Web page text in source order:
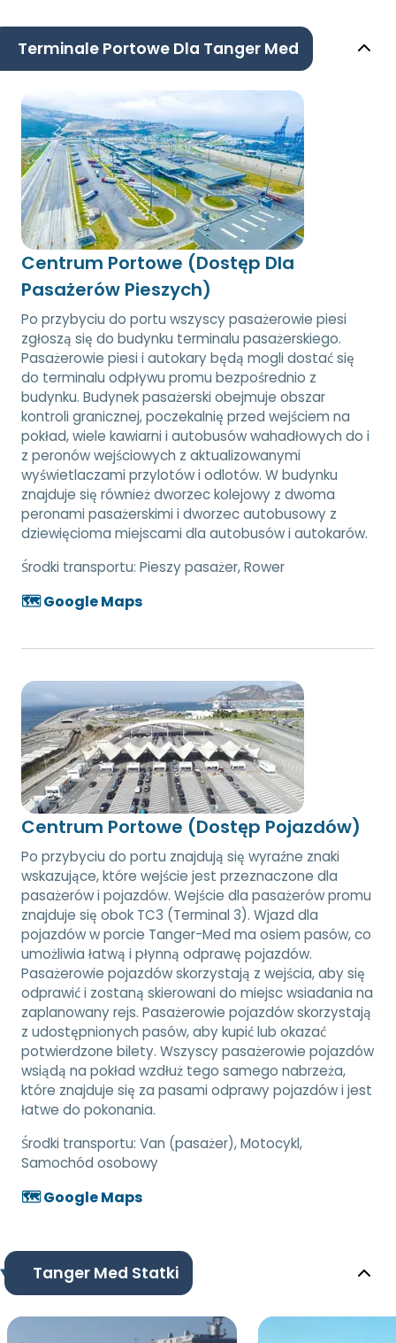
Terminale Portowe Dla Tanger Med
Centrum Portowe (Dostęp Dla
Pasażerów Pieszych)
Po przybyciu do portu wszyscy pasażerowie piesi
zgłoszą się do budynku terminalu pasażerskiego.
Pasażerowie piesi i autokary będą mogli dostać się
do terminalu odpływu promu bezpośrednio z
budynku. Budynek pasażerski obejmuje obszar
kontroli granicznej, poczekalnię przed wejściem na
pokład, wiele kawiarni i autobusów wahadłowych do i
z peronów wejściowych z aktualizowanymi
wyświetlaczami przylotów i odlotów. W budynku
znajduje się również dworzec kolejowy z dwoma
peronami pasażerskimi i dworzec autobusowy z
dziewięcioma miejscami dla autobusów i autokarów.
Środki transportu: Pieszy pasażer, Rower
🗺️ Google Maps
Centrum Portowe (Dostęp Pojazdów)
Po przybyciu do portu znajdują się wyraźne znaki
wskazujące, które wejście jest przeznaczone dla
pasażerów i pojazdów. Wejście dla pasażerów promu
znajduje się obok TC3 (Terminal 3). Wjazd dla
pojazdów w porcie Tanger-Med ma osiem pasów, co
umożliwia łatwą i płynną odprawę pojazdów.
Pasażerowie pojazdów skorzystają z wejścia, aby się
odprawić i zostaną skierowani do miejsc wsiadania na
zaplanowany rejs. Pasażerowie pojazdów skorzystają
z udostępnionych pasów, aby kupić lub okazać
potwierdzone bilety. Wszyscy pasażerowie pojazdów
wsiądą na pokład wzdłuż tego samego nabrzeża,
które znajduje się za pasami odprawy pojazdów i jest
łatwe do pokonania.
Środki transportu: Van (pasażer), Motocykl,
Samochód osobowy
🗺️ Google Maps
Tanger Med Statki